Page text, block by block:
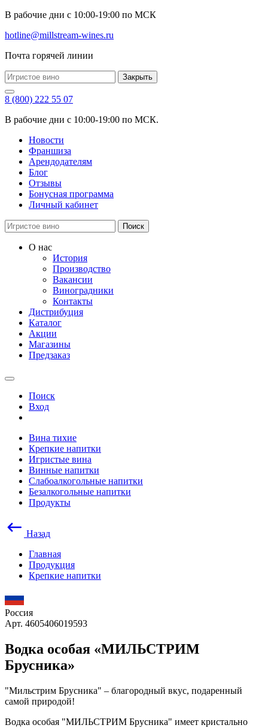
В рабочие дни с 10:00-19:00 по МСК
hotline@millstream-wines.ru
Почта горячей линии
Закрыть
8 (800) 222 55 07
В рабочие дни с 10:00-19:00 по МСК.
Новости
Франшиза
Арендодателям
Блог
Отзывы
Бонусная программа
Личный кабинет
Поиск
О нас
История
Производство
Вакансии
Виноградники
Контакты
Дистрибуция
Каталог
Акции
Магазины
Предзаказ
Поиск
Вход
Вина тихие
Крепкие напитки
Игристые вина
Винные напитки
Слабоалкогольные напитки
Безалкогольные напитки
Продукты
Назад
Главная
Продукция
Крепкие напитки
Россия
Арт. 4605406019593
Водка особая «МИЛЬСТРИМ
Брусника»
"Мильстрим Брусника" – благородный вкус, подаренный
самой природой!
Водка особая "МИЛЬСТРИМ Брусника" имеет кристально